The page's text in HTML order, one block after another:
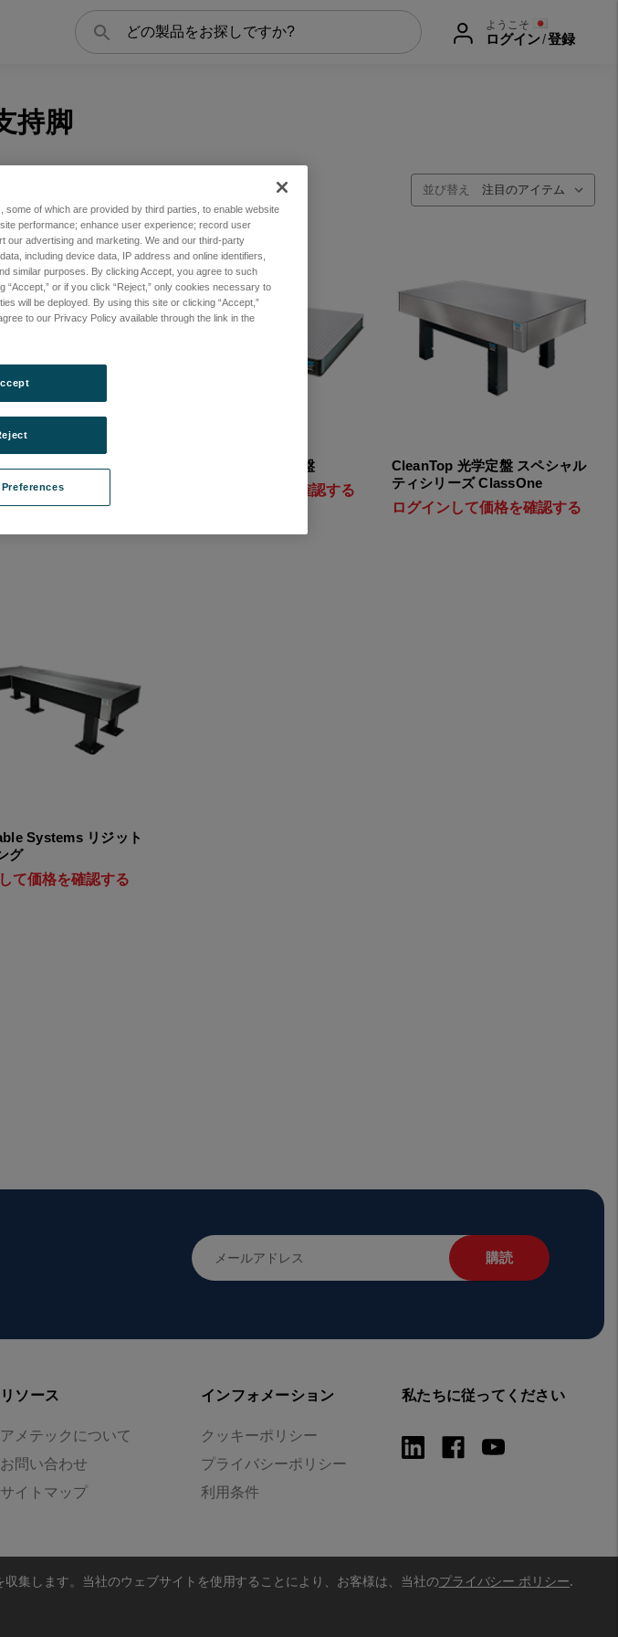
検
索
ようこそ
ログイン/登録
持脚
並び替え
除振脚システム
て価格を確認する
CleanTop 薄型光学定盤
ログインして価格を確認する
CleanTop 光学定盤 スペシャル
ティシリーズ ClassOne
ログインして価格を確認する
Systems リジット
グ
て価格を確認する
メ
ー
リソース
アメテックについて
お問い合わせ
サイトマップ
インフォメーション
クッキーポリシー
プライバシーポリシー
利用条件
私たちに従ってください
集します。 当社のウェブサイトを使用することにより、お客様は、当社のプライバシー ポリシー.
of which are provided by third parties, to enable website
performance; enhance user experience; record user
our advertising and marketing. We and our third-party
including device data, IP address and online identifiers,
similar purposes. By clicking Accept, you agree to such
or if you click “Reject,” only cookies necessary to
will be deployed. By using this site or clicking “Accept,”
to our Privacy Policy available through the link in the
Preferences